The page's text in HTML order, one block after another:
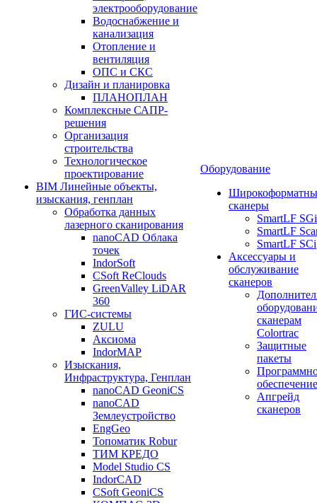
электрооборудование
Водоснабжение и
канализация
Отопление и
вентиляция
ОПС и СКС
Дизайн и планировка
ПЛАНОПЛАН
Комплексные САПР-
решения
Организация
строительства
Технологическое
проектирование
BIM Линейные объекты,
изыскания, генплан
Обработка данных
лазерного сканирования
nanoCAD Облака
точек
IndorSoft
CSoft ReClouds
GreenValley LiDAR
360
ГИС-системы
ZULU
Аксиома
IndorMAP
Изыскания,
Инфраструктура, Генплан
nanoCAD GeoniCS
nanoCAD
Землеустройство
EngGeo
Топоматик Robur
ТИМ КРЕДО
Model Studio CS
IndorCAD
CSoft GeoniCS
Оборудование
сканеры
SmartLF SGi
SmartLF
SmartLF SCi
Аксессуары и
обслуживание
сканеров
сканерам
Colortrac
Защитные
пакеты
обеспечение
Апгрейд
сканеров